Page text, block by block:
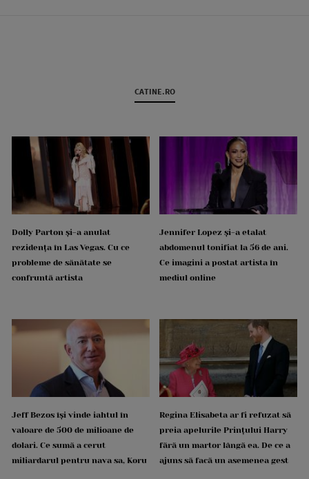
CATINE.RO
Dolly Parton și-a anulat
rezidența în Las Vegas. Cu ce
probleme de sănătate se
confruntă artista
Jennifer Lopez și-a etalat
abdomenul tonifiat la 56 de ani.
Ce imagini a postat artista în
mediul online
Jeff Bezos își vinde iahtul în
valoare de 500 de milioane de
dolari. Ce sumă a cerut
miliardarul pentru nava sa, Koru
Regina Elisabeta ar fi refuzat să
preia apelurile Prințului Harry
fără un martor lângă ea. De ce a
ajuns să facă un asemenea gest